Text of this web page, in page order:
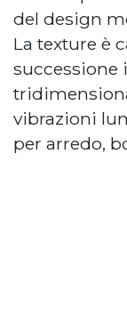
del design
La texture è
successione
vibrazioni
per arredo,